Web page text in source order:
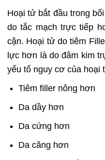
Hoại tử bắt đầu trong
do tắc mạch trực tiếp
cận. Hoại tử do tiêm
lực hơn là do đâm kim
yếu tố nguy cơ của hoại
Tiêm filler nông hơn
Da dầy hơn
Da cứng hơn
Da căng hơn